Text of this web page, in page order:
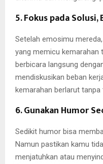
5. Fokus pada Solusi,
Setelah emosimu
yang memicu kemarahan
berbicara langsung
mendiskusikan beban
kemarahan berlarut
6. Gunakan Humor
Sedikit humor bisa
Namun pastikan kamu
menjatuhkan atau